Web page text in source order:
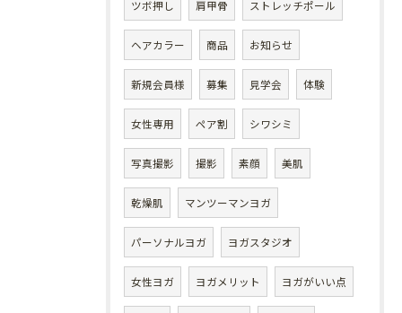
ツボ押し 肩甲骨 ストレッチポール
ヘアカラー 商品 お知らせ
新規会員様 募集 見学会 体験
女性専用 ペア割 シワシミ
写真撮影 撮影 素顔 美肌
乾燥肌 マンツーマンヨガ
パーソナルヨガ ヨガスタジオ
女性ヨガ ヨガメリット ヨガがいい点